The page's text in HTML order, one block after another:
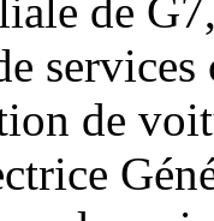
de
de